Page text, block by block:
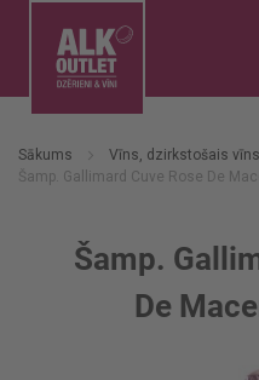
Sākums Vīns, dzirkstošais
Šamp. Gallimard Cuve Rose De
Šamp.
De